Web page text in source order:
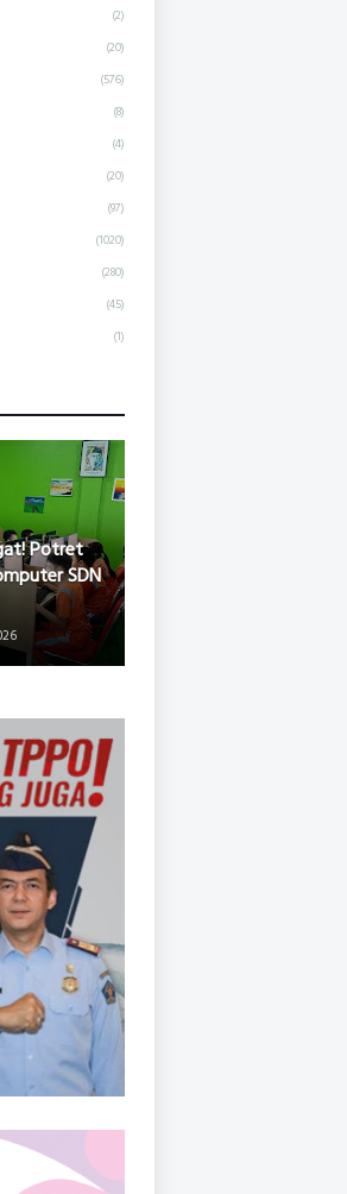
(2)
(20)
(576)
(8)
(4)
(20)
(97)
(1020)
(280)
(45)
(1)
Potret
SDN